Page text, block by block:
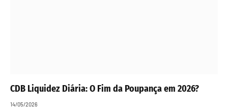
CDB Liquidez Diária: O Fim da Poupança em 2026?
14/05/2026